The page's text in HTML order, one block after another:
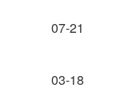
07-21
03-18